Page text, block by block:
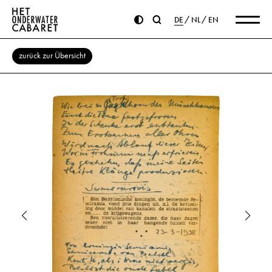
DE NL EN
zurück zur Übersicht